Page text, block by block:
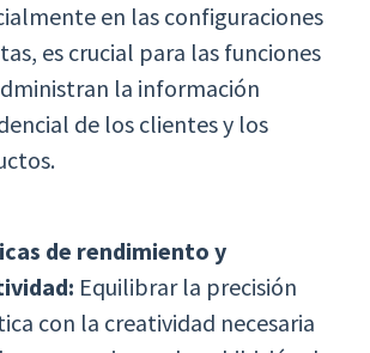
en las configuraciones
es crucial para las funciones
la información
de los clientes y los
de rendimiento y
Equilibrar la precisión
con la creatividad necesaria